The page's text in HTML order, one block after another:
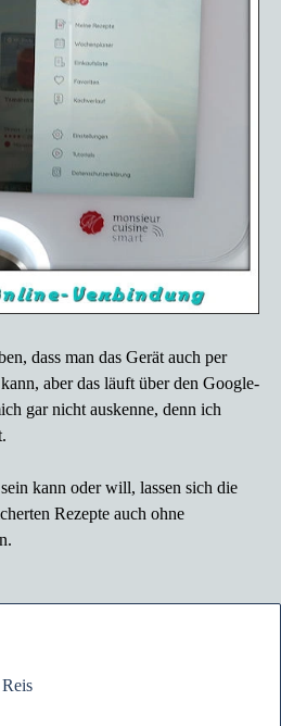
dass man das Gerät auch per
aber das läuft über den Google-
gar nicht auskenne, denn ich
kann oder will, lassen sich die
Rezepte auch ohne